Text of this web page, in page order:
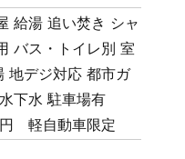
給湯 追い焚き シャ
バス・トイレ別 室
地デジ対応 都市ガ
下水 駐車場有
軽自動車限定